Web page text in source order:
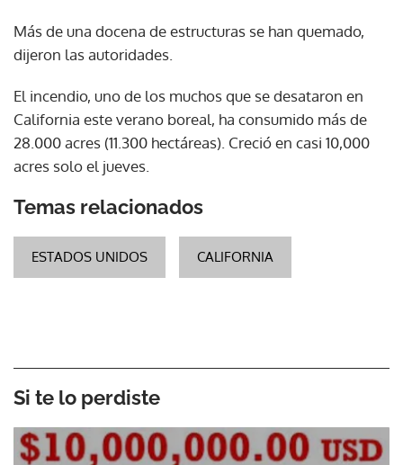
Más de una docena de estructuras se han quemado,
dijeron las autoridades.
El incendio, uno de los muchos que se desataron en
California este verano boreal, ha consumido más de
28.000 acres (11.300 hectáreas). Creció en casi 10,000
acres solo el jueves.
Temas relacionados
ESTADOS UNIDOS CALIFORNIA
Si te lo perdiste